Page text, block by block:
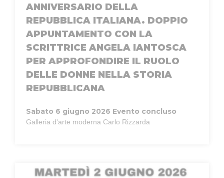
ANNIVERSARIO DELLA
REPUBBLICA ITALIANA. DOPPIO
APPUNTAMENTO CON LA
SCRITTRICE ANGELA IANTOSCA
PER APPROFONDIRE IL RUOLO
DELLE DONNE NELLA STORIA
REPUBBLICANA
Sabato 6 giugno 2026 Evento concluso
Galleria d'arte moderna Carlo Rizzarda